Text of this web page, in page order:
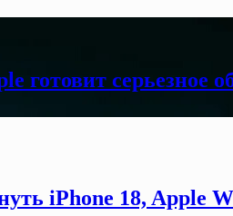
готовит серьезное
iPhone 18, Apple